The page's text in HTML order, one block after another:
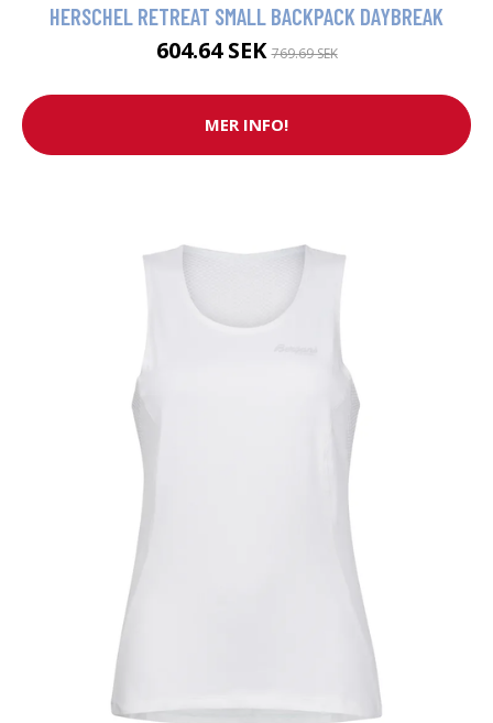
HERSCHEL RETREAT SMALL BACKPACK DAYBREAK
604.64 SEK769.69 SEK
MER INFO!